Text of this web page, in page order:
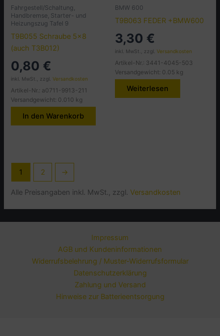
Fahrgestell/Schaltung,
Handbremse, Starter- und
Heizungszug Tafel 9
T9B055 Schraube 5×8
(auch T3B012)
0,80 €
inkl. MwSt., zzgl.Versandkosten
Artikel-Nr.: a0711-9913-211
Versandgewicht: 0.010 kg
In den Warenkorb
BMW 600
T9B063 FEDER +BMW600
3,30 €
inkl. MwSt., zzgl. Versandkosten
Artikel-Nr.: 3441-4045-503
Versandgewicht: 0.05 kg
Weiterlesen
1 2 →
Alle Preisangaben inkl. MwSt., zzgl.Versandkosten
Impressum
AGB und Kundeninformationen
Widerrufsbelehrung / Muster-Widerrufsformular
Datenschutzerklärung
Zahlung und Versand
Hinweise zur Batterieentsorgung